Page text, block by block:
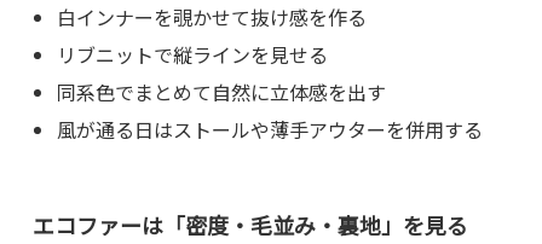
白インナーを覗かせて抜け感を作る
リブニットで縦ラインを見せる
同系色でまとめて自然に立体感を出す
風が通る日はストールや薄手アウターを併用する
エコファーは「密度・毛並み・裏地」を見る